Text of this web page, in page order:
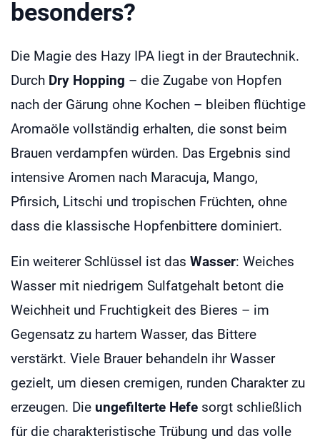
besonders?
Die Magie des Hazy IPA liegt in der Brautechnik.
Durch Dry Hopping – die Zugabe von Hopfen
nach der Gärung ohne Kochen – bleiben flüchtige
Aromaöle vollständig erhalten, die sonst beim
Brauen verdampfen würden. Das Ergebnis sind
intensive Aromen nach Maracuja, Mango,
Pfirsich, Litschi und tropischen Früchten, ohne
dass die klassische Hopfenbittere dominiert.
Ein weiterer Schlüssel ist das Wasser: Weiches
Wasser mit niedrigem Sulfatgehalt betont die
Weichheit und Fruchtigkeit des Bieres – im
Gegensatz zu hartem Wasser, das Bittere
verstärkt. Viele Brauer behandeln ihr Wasser
gezielt, um diesen cremigen, runden Charakter zu
erzeugen. Die ungefilterte Hefe sorgt schließlich
für die charakteristische Trübung und das volle